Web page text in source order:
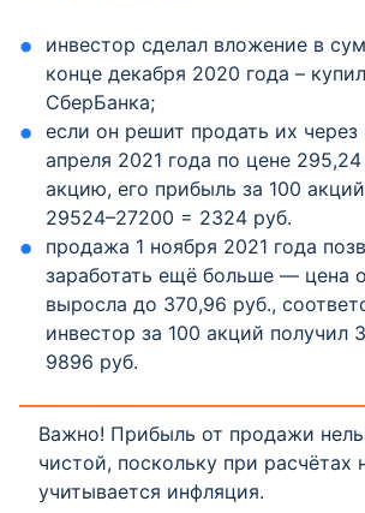
инвестор сделал вложение в
конце декабря 2020 года –
СберБанка;
если он решит продать их
апреля 2021 года по цене
акцию, его прибыль за 100
29524–27200 = 2324 руб.
продажа 1 ноября 2021 года
заработать ещё больше — цена
выросла до 370,96 руб.,
инвестор за 100 акций получил
9896 руб.
Важно! Прибыль от продажи
чистой, поскольку при расчётах
учитывается инфляция.